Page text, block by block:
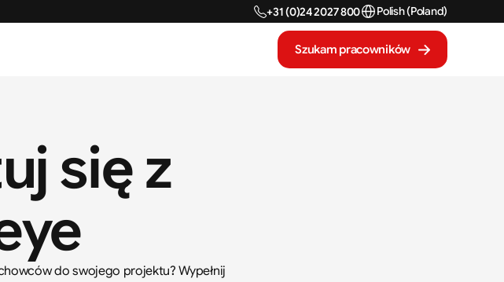
się z
do swojego projektu? Wypełnij
+31 (0)24 2027 800Select Language
Polish (Poland)
Szukam pracowników